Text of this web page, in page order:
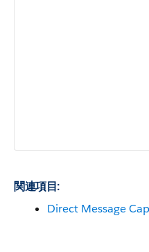
関連項目:
Direct Message